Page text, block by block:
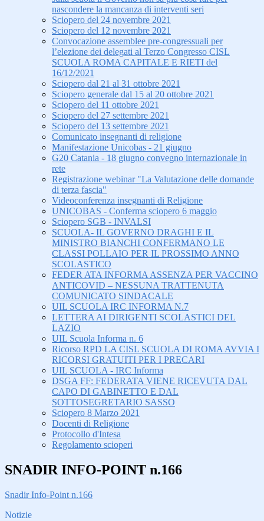
nascondere la mancanza di interventi seri
Sciopero del 24 novembre 2021
Sciopero del 12 novembre 2021
Convocazione assemblee pre-congressuali per
l’elezione dei delegati al Terzo Congresso CISL
SCUOLA ROMA CAPITALE E RIETI del
16/12/2021
Sciopero dal 21 al 31 ottobre 2021
Sciopero generale dal 15 al 20 ottobre 2021
Sciopero del 11 ottobre 2021
Sciopero del 27 settembre 2021
Sciopero del 13 settembre 2021
Comunicato insegnanti di religione
Manifestazione Unicobas - 21 giugno
G20 Catania - 18 giugno convegno internazionale in
rete
Registrazione webinar "La Valutazione delle domande
di terza fascia"
Videoconferenza insegnanti di Religione
UNICOBAS - Conferma sciopero 6 maggio
Sciopero SGB - INVALSI
SCUOLA- IL GOVERNO DRAGHI E IL
MINISTRO BIANCHI CONFERMANO LE
CLASSI POLLAIO PER IL PROSSIMO ANNO
SCOLASTICO
FEDER ATA INFORMA ASSENZA PER VACCINO
ANTICOVID – NESSUNA TRATTENUTA
COMUNICATO SINDACALE
UIL SCUOLA IRC INFORMA N.7
LETTERA AI DIRIGENTI SCOLASTICI DEL
LAZIO
UIL Scuola Informa n. 6
Ricorso RPD LA CISL SCUOLA DI ROMA AVVIA I
RICORSI GRATUITI PER I PRECARI
UIL SCUOLA - IRC Informa
DSGA FF: FEDERATA VIENE RICEVUTA DAL
CAPO DI GABINETTO E DAL
SOTTOSEGRETARIO SASSO
Sciopero 8 Marzo 2021
Docenti di Religione
Protocollo d'Intesa
Regolamento scioperi
SNADIR INFO-POINT n.166
Snadir Info-Point n.166
Notizie